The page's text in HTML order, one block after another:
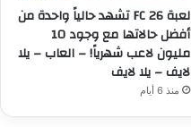
لعبة FC 26 تشهد حالياً واحدة من
أفضل حالاتها مع وجود 10
مليون لاعب شهرياً! – العاب – يلا
لايف – يلا لايف
منذ 6 أيام